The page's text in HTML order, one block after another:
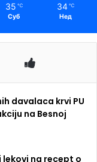
35 ℃
Суб
34 ℃
Нед
davalaca krvi PU
na Besnoj
lekovi na recept o